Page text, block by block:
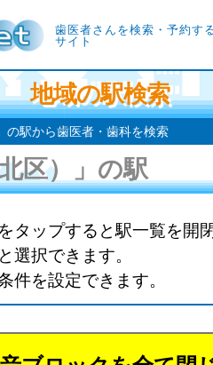
歯医者さんを検索・予約す
サイト
地域の駅検索
の駅から歯医者・歯科を検索
北区）」の駅
タップすると駅一覧を開
選択できます。
件を設定できます。